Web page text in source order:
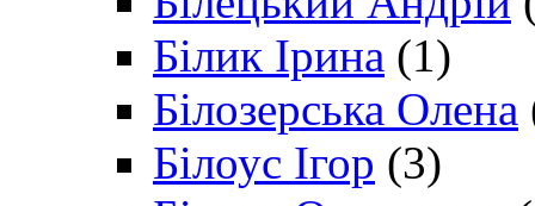
Білик Ірина (1)
Білозерська Олена
Білоус Ігор (3)